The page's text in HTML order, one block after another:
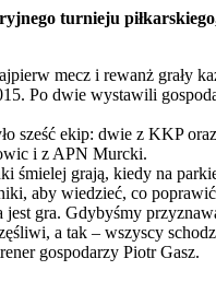
turnieju
mecz i rewanż grały
Po dwie wystawili
sześć ekip: dwie z KKP
i z APN Murcki.
śmielej grają, kiedy na
aby wiedzieć, co
jest gra. Gdybyśmy
a tak – wszyscy
gospodarzy Piotr Gasz.